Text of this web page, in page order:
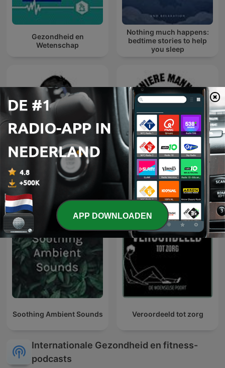
Gezondheid en
Wetenschap
Nothing much happens:
bedtime stories to help
you sleep
ปลดล็อกกับหมอเวช
Meniere Mannen, een
duizelingwekkende
Soothing Ambient Sounds Veroordeeld tot zorg
Internationale Gezondheid en fitness-
podcasts
APP DOWNLOADEN